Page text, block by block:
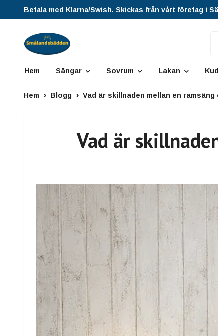
Betala med Klarna/Swish. Skickas från vårt företag i
Hem Sängar Sovrum Lakan
Hem Blogg Vad är skillnaden mellan en
Vad är